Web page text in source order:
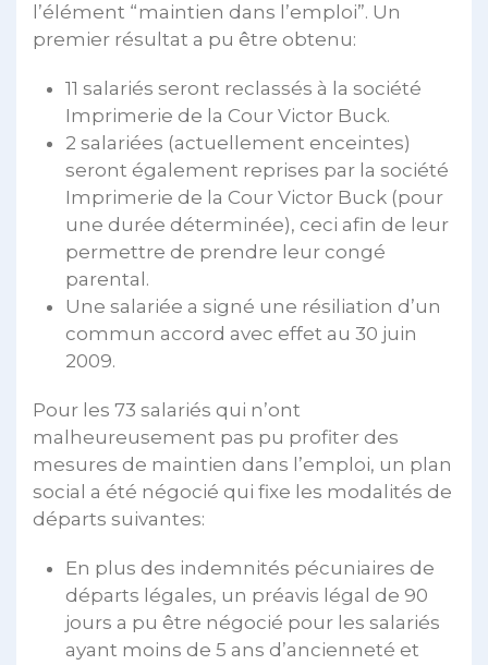
l’élément “maintien dans l’emploi”. Un
premier résultat a pu être obtenu:
11 salariés seront reclassés à la société
Imprimerie de la Cour Victor Buck.
2 salariées (actuellement enceintes)
seront également reprises par la société
Imprimerie de la Cour Victor Buck (pour
une durée déterminée), ceci afin de leur
permettre de prendre leur congé
parental.
Une salariée a signé une résiliation d’un
commun accord avec effet au 30 juin
2009.
Pour les 73 salariés qui n’ont
malheureusement pas pu profiter des
mesures de maintien dans l’emploi, un plan
social a été négocié qui fixe les modalités de
départs suivantes:
En plus des indemnités pécuniaires de
départs légales, un préavis légal de 90
jours a pu être négocié pour les salariés
ayant moins de 5 ans d’ancienneté et